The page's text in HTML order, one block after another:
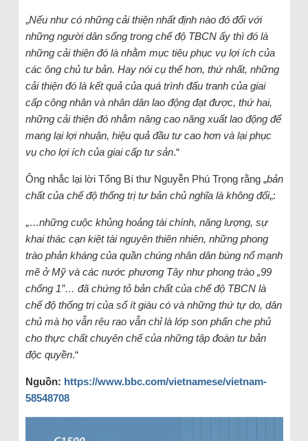
„Nếu như có những cải thiện nhất định nào đó đối với
những người dân sống trong chế độ TBCN ấy thì đó là
những cải thiện đó là nhằm mục tiêu phục vụ lợi ích của
các ông chủ tư bản. Hay nói cụ thể hơn, thứ nhất, những
cải thiện đó là kết quả của quá trình đấu tranh của giai
cấp công nhân và nhân dân lao động đạt được, thứ hai,
những cải thiện đó nhằm nâng cao năng xuất lao động để
mang lại lợi nhuận, hiệu quả đầu tư cao hơn và lại phục
vụ cho lợi ích của giai cấp tư sản.“
Ông nhắc lại lời Tổng Bí thư Nguyễn Phú Trọng rằng „bản
chất của chế độ thống trị tư bản chủ nghĩa là không đổi„:
„…những cuộc khủng hoảng tài chính, năng lượng, sự
khai thác cạn kiệt tài nguyên thiên nhiên, những phong
trào phản kháng của quần chúng nhân dân bùng nổ mạnh
mẽ ở Mỹ và các nước phương Tây như phong trào „99
chống 1″… đã chứng tỏ bản chất của chế độ TBCN là
chế độ thống trị của số ít giàu có và những thứ tự do, dân
chủ mà họ vẫn rêu rao vẫn chỉ là lớp son phấn che phủ
cho thực chất chuyên chế của những tập đoàn tư bản
độc quyền.“
Nguồn: https://www.bbc.com/vietnamese/vietnam-
58548708